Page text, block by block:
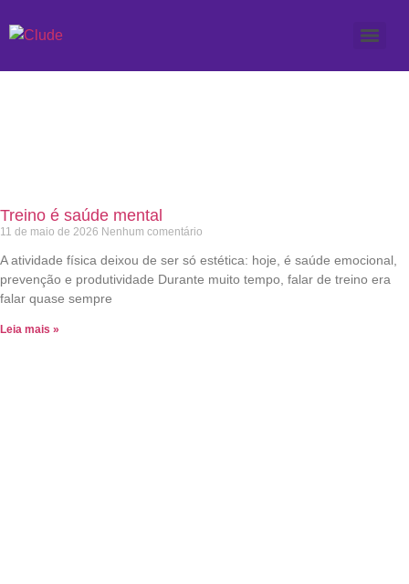
Treino é saúde mental
11 de maio de 2026 Nenhum comentário
A atividade física deixou de ser só estética: hoje, é saúde emocional,
prevenção e produtividade Durante muito tempo, falar de treino era
falar quase sempre
Leia mais »